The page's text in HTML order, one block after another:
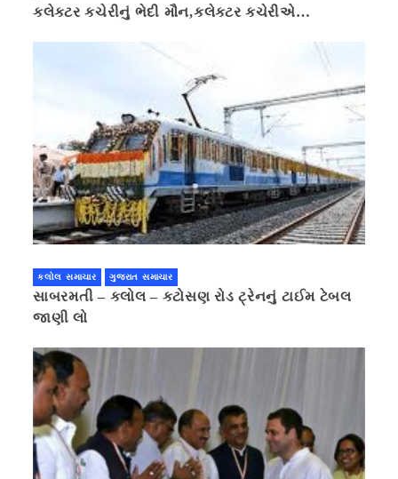
કલેક્ટર કચેરીનું ભેદી મૌન,કલેક્ટર કચેરીએ
કલોલ સમાચાર ગુજરાત સમાચાર
સાબરમતી – કલોલ – કટોસણ રોડ ટ્રેનનું ટાઈમ ટેબલ
જાણી લો